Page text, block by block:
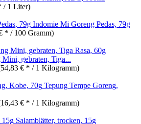
/ 1 Liter)
Indomie Mi Goreng Pedas, 79g
* / 100 Gramm)
gebraten, Tiga...
€ * / 1 Kilogramm)
Tepung Tempe Goreng,
€ * / 1 Kilogramm)
Salamblätter, trocken, 15g